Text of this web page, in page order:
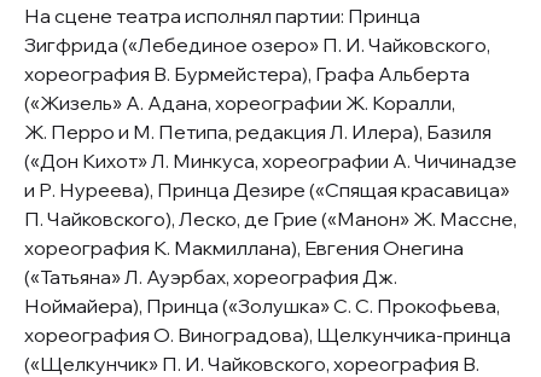
На сцене театра исполнял партии: Принца
Зигфрида («Лебединое озеро» П. И. Чайковского,
хореография В. Бурмейстера), Графа Альберта
(«Жизель» А. Адана, хореографии Ж. Коралли,
Ж. Перро и М. Петипа, редакция Л. Илера), Базиля
(«Дон Кихот» Л. Минкуса, хореографии А. Чичинадзе
и Р. Нуреева), Принца Дезире («Спящая красавица»
П. Чайковского), Леско, де Грие («Манон» Ж. Массне,
хореография К. Макмиллана), Евгения Онегина
(«Татьяна» Л. Ауэрбах, хореография Дж.
Ноймайера), Принца («Золушка» С. С. Прокофьева,
хореография О. Виноградова), Щелкунчика-принца
(«Щелкунчик» П. И. Чайковского, хореография В.